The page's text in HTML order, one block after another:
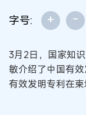
字号: + -
3月2日，国家知
敏介绍了中国有
有效发明专利在